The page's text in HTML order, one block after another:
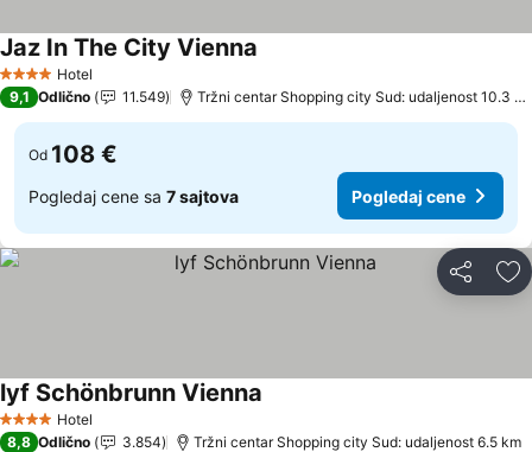
4 ZvezdiceHotel
Jaz In The City Vienna
9,1 Odlično 11.549 Tržni centar Shopping city Sud: udaljenost 10.3 km
Od 108 €
Pogledaj cene sa 7 sajtova Pogledaj cene
Deli
4 ZvezdiceHotel
lyf Schönbrunn Vienna
8,8 Odlično 3.854 Tržni centar Shopping city Sud: udaljenost 6.5 km